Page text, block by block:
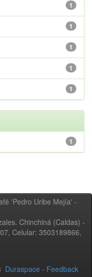
1
1
1
1
1
1
'Pedro Uribe Mejía' -
Chinchiná (Caldas) -
Celular: 3503189866,
Duraspace - Feedback